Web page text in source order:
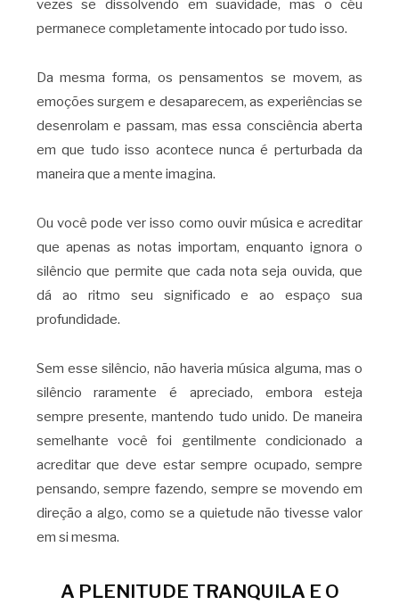
vezes se dissolvendo em suavidade, mas o céu
permanece completamente intocado por tudo isso.
Da mesma forma, os pensamentos se movem, as
emoções surgem e desaparecem, as experiências se
desenrolam e passam, mas essa consciência aberta
em que tudo isso acontece nunca é perturbada da
maneira que a mente imagina.
Ou você pode ver isso como ouvir música e acreditar
que apenas as notas importam, enquanto ignora o
silêncio que permite que cada nota seja ouvida, que
dá ao ritmo seu significado e ao espaço sua
profundidade.
Sem esse silêncio, não haveria música alguma, mas o
silêncio raramente é apreciado, embora esteja
sempre presente, mantendo tudo unido. De maneira
semelhante você foi gentilmente condicionado a
acreditar que deve estar sempre ocupado, sempre
pensando, sempre fazendo, sempre se movendo em
direção a algo, como se a quietude não tivesse valor
em si mesma.
A PLENITUDE TRANQUILA E O